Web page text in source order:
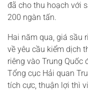
đã cho thu hoạch với
200 ngàn tấn.
Hai năm qua, giá sầu
về yêu cầu kiểm dịch
riêng vào Trung Quốc
Tổng cục Hải quan
tích cực, thuận lợi thì